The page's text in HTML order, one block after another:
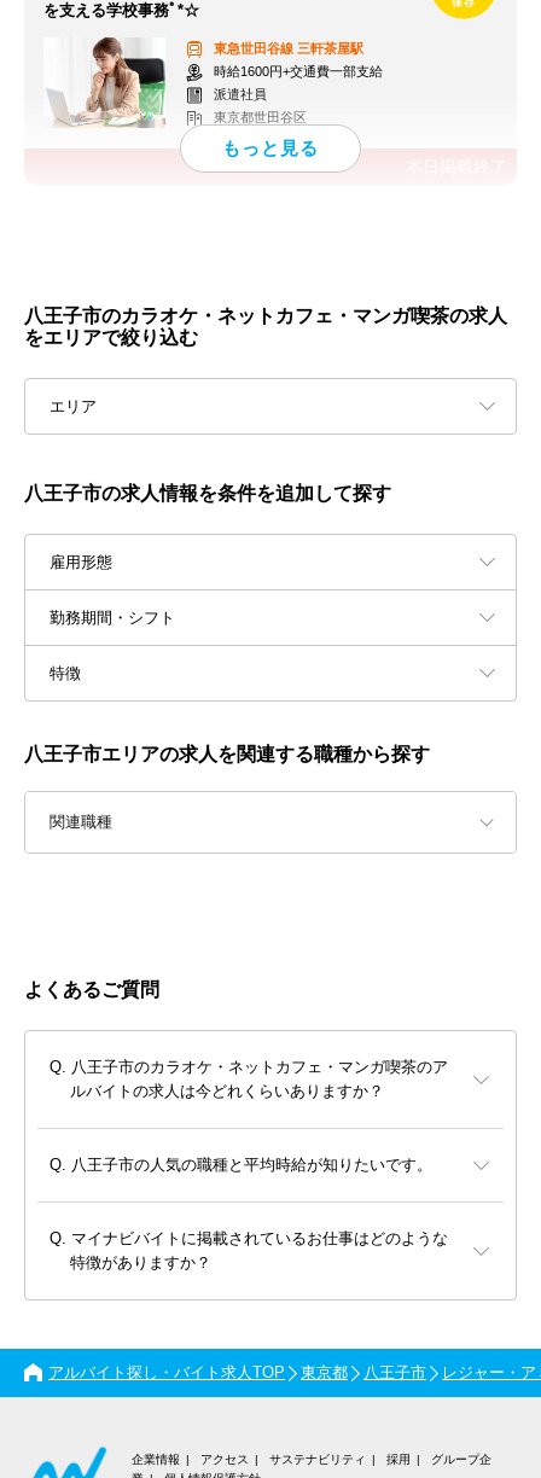
を支える学校事務ﾟ*☆
東急世田谷線 三軒茶屋駅
時給1600円+交通費一部支給
派遣社員
東京都世田谷区
八王子市のカラオケ・ネットカフェ・マンガ喫茶の求人
をエリアで絞り込む
エリア
八王子市の求人情報を条件を追加して探す
雇用形態
勤務期間・シフト
特徴
八王子市エリアの求人を関連する職種から探す
関連職種
よくあるご質問
八王子市のカラオケ・ネットカフェ・マンガ喫茶のア
ルバイトの求人は今どれくらいありますか？
八王子市の人気の職種と平均時給が知りたいです。
マイナビバイトに掲載されているお仕事はどのような
特徴がありますか？
アルバイト探し・バイト求人TOP 東京都 八王子市 レジャー・
企業情報 アクセス サステナビリティ 採用
グループ企